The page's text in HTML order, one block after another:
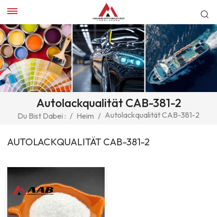
Autolackqualität CAB-381-2
Du Bist Dabei : / Heim / Autolackqualität CAB-381-2
AUTOLACKQUALITÄT CAB-381-2